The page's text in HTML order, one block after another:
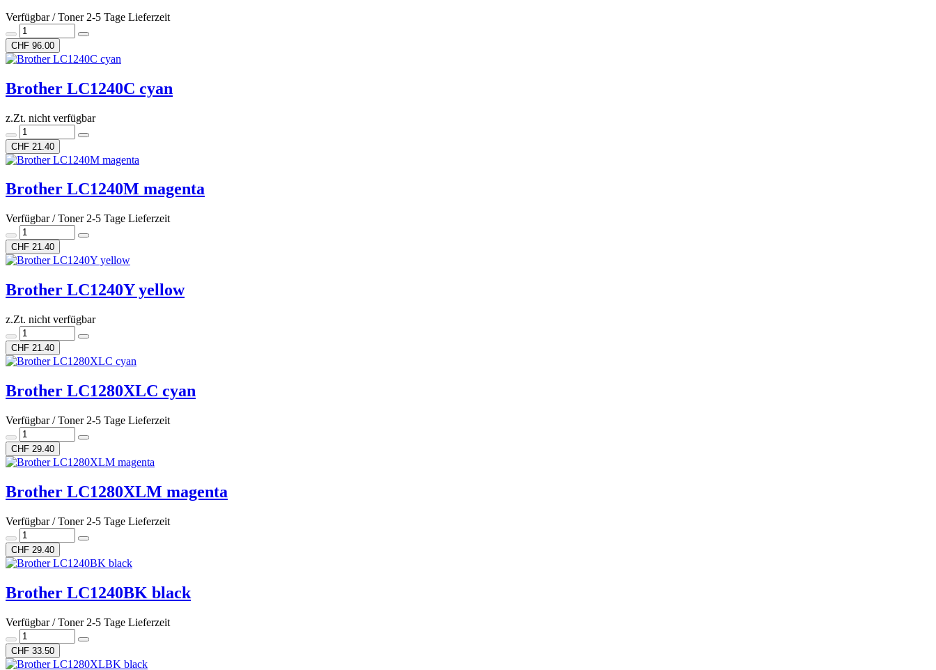
Verfügbar / Toner 2-5 Tage Lieferzeit
CHF 96.00
Brother LC1240C cyan
z.Zt. nicht verfügbar
CHF 21.40
Brother LC1240M magenta
Verfügbar / Toner 2-5 Tage Lieferzeit
CHF 21.40
Brother LC1240Y yellow
z.Zt. nicht verfügbar
CHF 21.40
Brother LC1280XLC cyan
Verfügbar / Toner 2-5 Tage Lieferzeit
CHF 29.40
Brother LC1280XLM magenta
Verfügbar / Toner 2-5 Tage Lieferzeit
CHF 29.40
Brother LC1240BK black
Verfügbar / Toner 2-5 Tage Lieferzeit
CHF 33.50